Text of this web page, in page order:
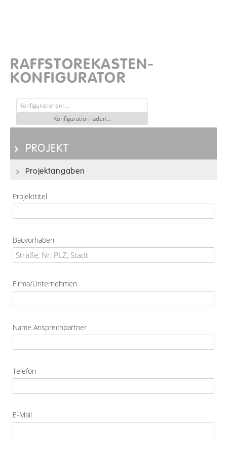
RAFFSTOREKASTEN-
KONFIGURATOR
PROJEKT
Projektangaben
Projekttitel
Bauvorhaben
Firma/Unternehmen
Name Ansprechpartner
Telefon
E-Mail